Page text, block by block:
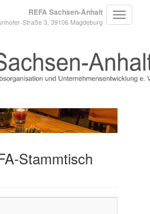
REFA Sachsen-Anhalt
Straße 3, 39106 Magdeburg
Stammtisch